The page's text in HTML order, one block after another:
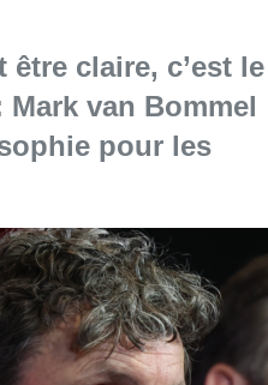
claire, c’est le
van Bommel
pour les